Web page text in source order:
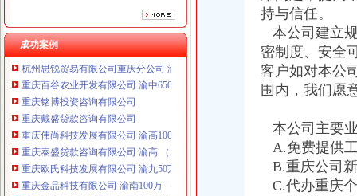
成功案例
重庆凯誉网络通信技术工程有限公司渝中分公司 （工商注册）
上海兆妩贸易有限公司重庆时代广场分公司 渝中 （工商注册）
杭州思锐贸易有限公司重庆分公司 渝中 （工商注册）
重庆百谷农业开发有限公司 渝中650万 （注册）
重庆铭博投资咨询有限公司
重庆戴盛贷款咨询有限公司
重庆伟尚科技发展有限公司 渝高100万 （工商注册）
重庆泰盛贷款咨询有限公司 渝高 （工商注册）
重庆欧氏科技发展有限公司 渝九50万 （进出口权）
重庆金品科技有限公司 渝南100万 （进出口权）
重庆盛旗投资咨询有限公司 渝中10万 （工商注册）
持与信任。
本公司建立
密制度、安全
客户如对本公
围内，我们愿
本公司主要
A.免费提供
B.重庆公司
C.代办重庆